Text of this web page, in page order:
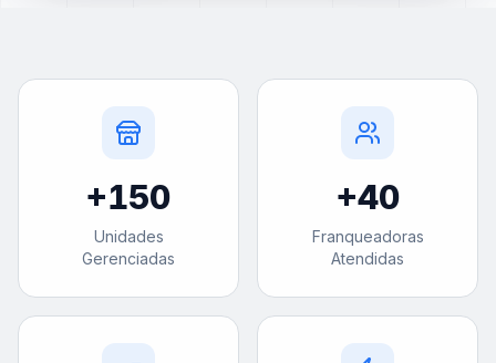
+150
Unidades
Gerenciadas
+40
Franqueadoras
Atendidas